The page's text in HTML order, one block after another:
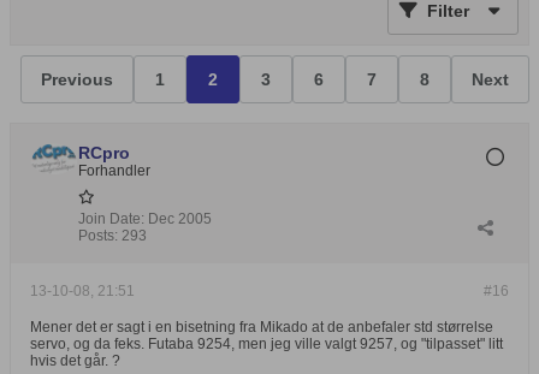
Filter
Previous 1 2 3 6 7 8 Next
RCpro
Forhandler
Join Date: Dec 2005
Posts: 293
#16
13-10-08, 21:51
Mener det er sagt i en bisetning fra Mikado at de anbefaler std størrelse
servo, og da feks. Futaba 9254, men jeg ville valgt 9257, og "tilpasset" litt
hvis det går. ?